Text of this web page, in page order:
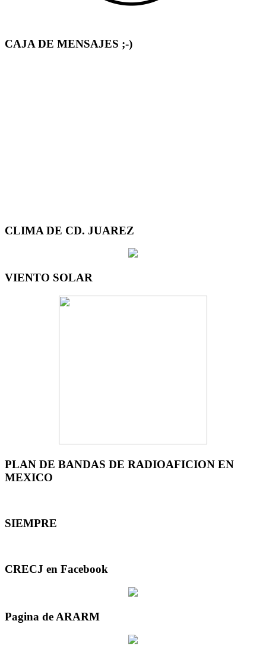
CAJA DE MENSAJES ;-)
CLIMA DE CD. JUAREZ
VIENTO SOLAR
PLAN DE BANDAS DE RADIOAFICION EN
MEXICO
SIEMPRE
CRECJ en Facebook
Pagina de ARARM